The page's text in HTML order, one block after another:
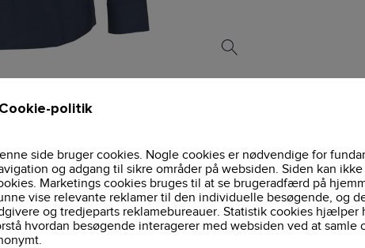
Cookie-politik
side bruger cookies. Nogle cookies er nødvendige for
og adgang til sikre områder på websiden. Siden kan
Marketings cookies bruges til at se brugeradfærd på
vise relevante reklamer til den individuelle besøgende, og
og tredjeparts reklamebureauer. Statistik cookies hjælper
hvordan besøgende interagerer med websiden ved at samle